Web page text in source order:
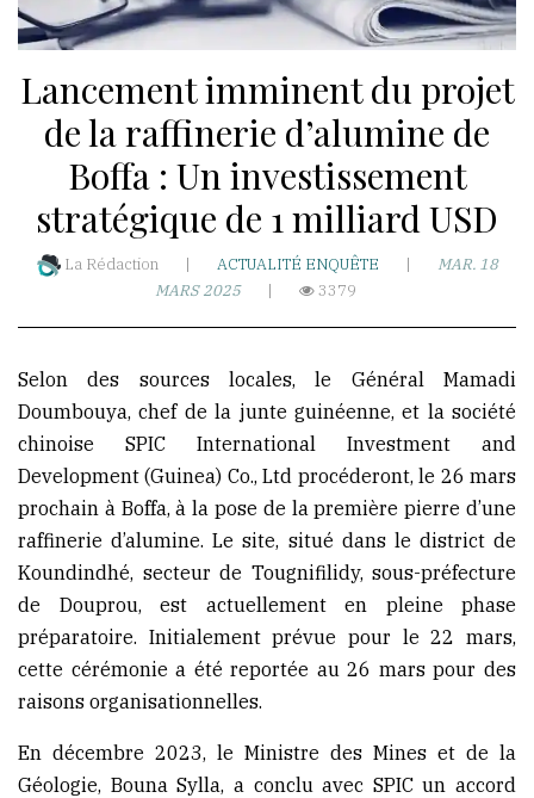
Nongo
Taady-
T3-
Rue
Ro
BP:5173
République
de
(Conakry)
Lancement imminent du projet
de la raffinerie d’alumine de
Boffa : Un investissement
stratégique de 1 milliard USD
La Rédaction | ACTUALITÉ ENQUÊTE |
MAR. 18
MARS 2025
| 3379
Selon des sources locales, le Général Mamadi
Doumbouya, chef de la junte guinéenne, et la société
chinoise SPIC International Investment and
Development (Guinea) Co., Ltd procéderont, le 26 mars
prochain à Boffa, à la pose de la première pierre d’une
raffinerie d’alumine. Le site, situé dans le district de
Koundindhé, secteur de Tougnifilidy, sous-préfecture
de Douprou, est actuellement en pleine phase
préparatoire. Initialement prévue pour le 22 mars,
cette cérémonie a été reportée au 26 mars pour des
raisons organisationnelles.
En décembre 2023, le Ministre des Mines et de la
Géologie, Bouna Sylla, a conclu avec SPIC un accord